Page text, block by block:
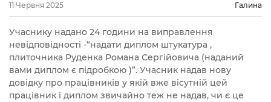
11 Червня 2025 Галина
Учаснику надано 24 години на виправлення
невідповідності -“надати диплом штукатура ,
плиточника Руденка Романа Сергійовича (наданий
вами диплом є підробкою )”. Учасник надав нову
довідку про працівників у якій вже вісутній цей
працівник і диплом звичайно теж не надав, чи є це